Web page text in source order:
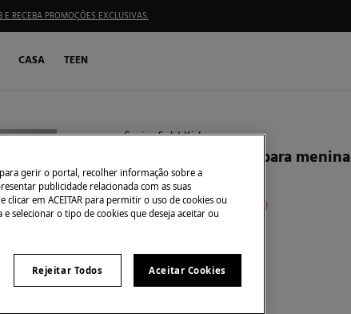
RECEBA PROMOÇÕES EXCLUSIVAS.
CASA TEEN
Springfield Kids
Top riscas de alças para menina
€ 5,99
€ 22,99Desconto€ 17,00
gerir o portal, recolher informação sobre a
publicidade relacionada com as suas
clicar em ACEITAR para permitir o uso de cookies ou
selecionar o tipo de cookies que deseja aceitar ou
Rejeitar Todos Aceitar Cookies